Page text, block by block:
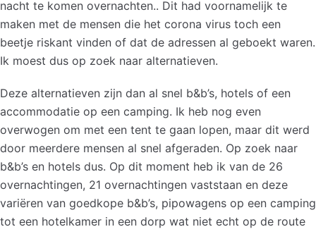
nacht te komen overnachten.. Dit had voornamelijk te
maken met de mensen die het corona virus toch een
beetje riskant vinden of dat de adressen al geboekt waren.
Ik moest dus op zoek naar alternatieven.
Deze alternatieven zijn dan al snel b&b’s, hotels of een
accommodatie op een camping. Ik heb nog even
overwogen om met een tent te gaan lopen, maar dit werd
door meerdere mensen al snel afgeraden. Op zoek naar
b&b’s en hotels dus. Op dit moment heb ik van de 26
overnachtingen, 21 overnachtingen vaststaan en deze
variëren van goedkope b&b’s, pipowagens op een camping
tot een hotelkamer in een dorp wat niet echt op de route